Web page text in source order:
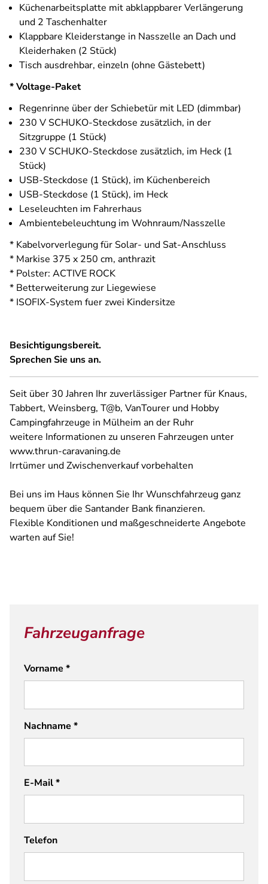
Küchenarbeitsplatte mit abklappbarer Verlängerung
und 2 Taschenhalter
Klappbare Kleiderstange in Nasszelle an Dach und
Kleiderhaken (2 Stück)
Tisch ausdrehbar, einzeln (ohne Gästebett)
* Voltage-Paket
Regenrinne über der Schiebetür mit LED (dimmbar)
230 V SCHUKO-Steckdose zusätzlich, in der
Sitzgruppe (1 Stück)
230 V SCHUKO-Steckdose zusätzlich, im Heck (1
Stück)
USB-Steckdose (1 Stück), im Küchenbereich
USB-Steckdose (1 Stück), im Heck
Leseleuchten im Fahrerhaus
Ambientebeleuchtung im Wohnraum/Nasszelle
* Kabelvorverlegung für Solar- und Sat-Anschluss
* Markise 375 x 250 cm, anthrazit
* Polster: ACTIVE ROCK
* Betterweiterung zur Liegewiese
* ISOFIX-System fuer zwei Kindersitze
Besichtigungsbereit.
Sprechen Sie uns an.
Seit über 30 Jahren Ihr zuverlässiger Partner für Knaus,
Tabbert, Weinsberg, T@b, VanTourer und Hobby
Campingfahrzeuge in Mülheim an der Ruhr
weitere Informationen zu unseren Fahrzeugen unter
www.thrun-caravaning.de
Irrtümer und Zwischenverkauf vorbehalten
Bei uns im Haus können Sie Ihr Wunschfahrzeug ganz
bequem über die Santander Bank finanzieren.
Flexible Konditionen und maßgeschneiderte Angebote
warten auf Sie!
Fahrzeuganfrage
Vorname *
Nachname *
E-Mail*
Telefon